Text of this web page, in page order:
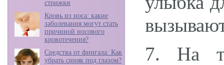
стрижки
Кровь из носа: какие
заболевания могут стать
причиной носового
кровотечения?
Средства от фингала: Как
убрать синяк под глазом?
7. На